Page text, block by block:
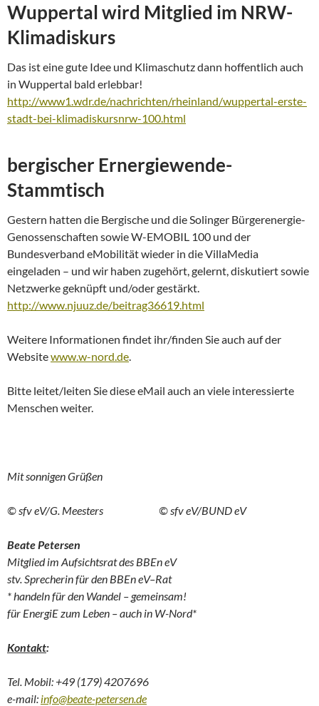
Wuppertal wird Mitglied im NRW-
Klimadiskurs
Das ist eine gute Idee und Klimaschutz dann hoffentlich auch
in Wuppertal bald erlebbar!
http://www1.wdr.de/nachrichten/rheinland/wuppertal-erste-
stadt-bei-klimadiskursnrw-100.html
bergischer Ernergiewende-
Stammtisch
Gestern hatten die Bergische und die Solinger Bürgerenergie-
Genossenschaften sowie W-EMOBIL 100 und der
Bundesverband eMobilität wieder in die VillaMedia
eingeladen – und wir haben zugehört, gelernt, diskutiert sowie
Netzwerke geknüpft und/oder gestärkt.
http://www.njuuz.de/beitrag36619.html
Weitere Informationen findet ihr/finden Sie auch auf der
Websitewww.w-nord.de.
Bitte leitet/leiten Sie diese eMail auch an viele interessierte
Menschen weiter.
Mit sonnigen Grüßen
© sfv eV/G. Meesters © sfv eV/BUND eV
Beate Petersen
Mitglied im Aufsichtsrat des BBEn eV
stv. Sprecherin für den BBEn eV–Rat
* handeln für den Wandel – gemeinsam!
für EnergiE zum Leben – auch in W-Nord*
Kontakt:
Tel. Mobil: +49 (179) 4207696
e-mail: info@beate-petersen.de